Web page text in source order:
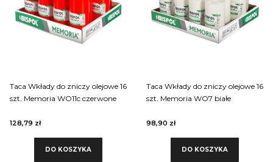
Taca Wkłady do zniczy olejowe 16
szt. Memoria WO11c czerwone
128,79 zł
DO KOSZYKA
Taca Wkłady do zniczy olejowe 16
szt. Memoria WO7 białe
98,90 zł
DO KOSZYKA